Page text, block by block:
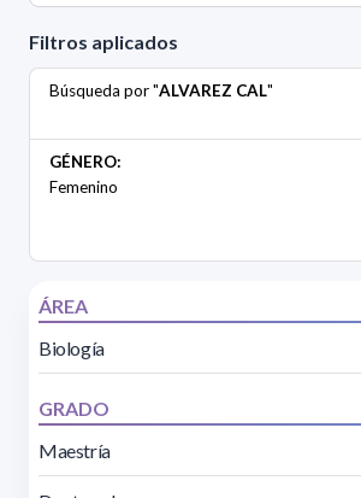
Filtros aplicados
Búsqueda por "ALVAREZ CAL"
GÉNERO:
Femenino
ÁREA
Biología
GRADO
Maestría